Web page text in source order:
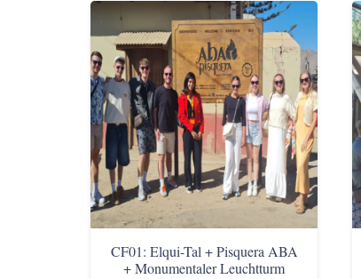
CF01: Elqui-Tal + Pisquera ABA
+ Monumentaler Leuchtturm